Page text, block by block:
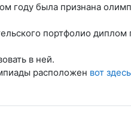
году была признана
портфолио
в ней.
расположен вот здесь